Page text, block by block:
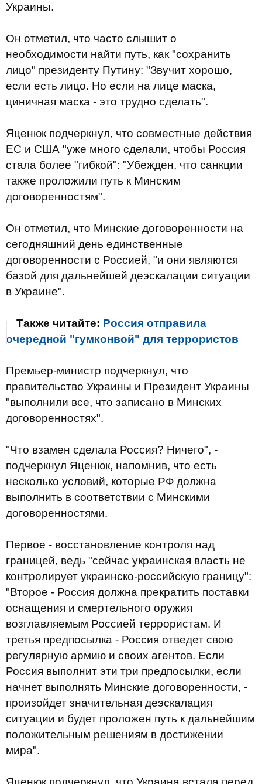
Украины.
Он отметил, что часто слышит о
необходимости найти путь, как "сохранить
лицо" президенту Путину: "Звучит хорошо,
если есть лицо. Но если на лице маска,
циничная маска - это трудно сделать".
Яценюк подчеркнул, что совместные действия
ЕС и США "уже много сделали, чтобы Россия
стала более "гибкой": "Убежден, что санкции
также проложили путь к Минским
договоренностям".
Он отметил, что Минские договоренности на
сегодняшний день единственные
договоренности с Россией, "и они являются
базой для дальнейшей деэскалации ситуации
в Украине".
Также читайте: Россия отправила
очередной "гумконвой" для террористов
Премьер-министр подчеркнул, что
правительство Украины и Президент Украины
"выполнили все, что записано в Минских
договоренностях".
"Что взамен сделала Россия? Ничего", -
подчеркнул Яценюк, напомнив, что есть
несколько условий, которые РФ должна
выполнить в соответствии с Минскими
договоренностями.
Первое - восстановление контроля над
границей, ведь "сейчас украинская власть не
контролирует украинско-российскую границу":
"Второе - Россия должна прекратить поставки
оснащения и смертельного оружия
возглавляемым Россией террористам. И
третья предпосылка - Россия отведет свою
регулярную армию и своих агентов. Если
Россия выполнит эти три предпосылки, если
начнет выполнять Минские договоренности, -
произойдет значительная деэскалация
ситуации и будет проложен путь к дальнейшим
положительным решениям в достижении
мира".